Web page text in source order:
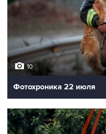
10
Фотохроника 22 июля